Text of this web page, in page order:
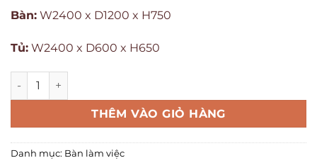
Bàn: W2400 x D1200 x H750
Tủ: W2400 x D600 x H650
THÊM VÀO GIỎ HÀNG
Danh mục: Bàn làm việc